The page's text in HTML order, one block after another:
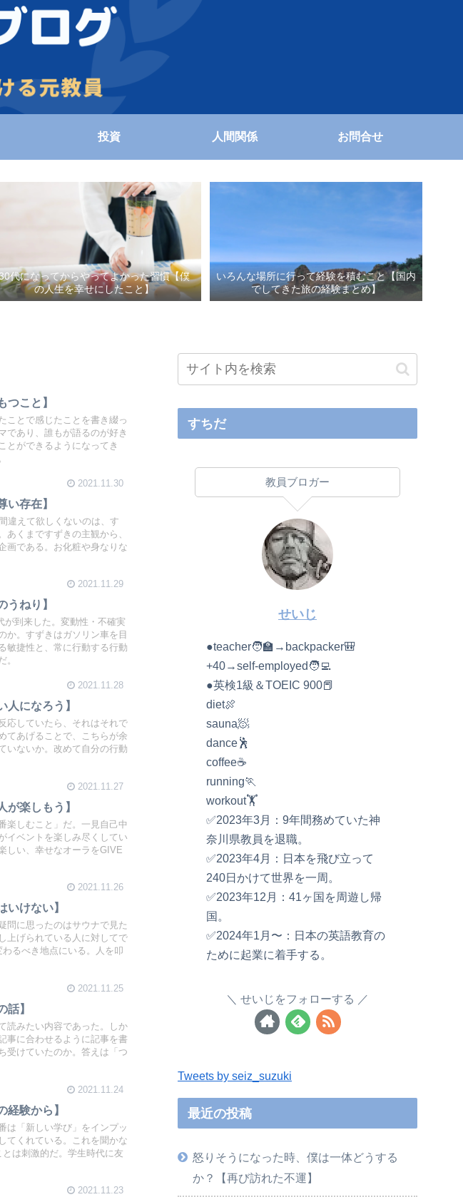
投資 人間関係 お問合せ
代になってからやってよかった習慣【僕
の人生を幸せにしたこと】
いろんな場所に行って経験を積むこと【国内
でしてきた旅の経験まとめ】
こと】
ことで感じたことを書き綴っ
であり、誰もが語るのが好き
とができるようになってき
2021.11.30
存在】
違えて欲しくないのは、す
くまですずきの主観から、
画である。お化粧や身なりな
2021.11.29
ねり】
が到来した。変動性・不確実
か。すずきはガソリン車を目
敏捷性と、常に行動する行動
。
2021.11.28
になろう】
応していたら、それはそれで
てあげることで、こちらが余
いないか。改めて自分の行動
2021.11.27
楽しもう】
楽しむこと」だ。一見自己中
イベントを楽しみ尽くしてい
しい、幸せなオーラをGIVE
2021.11.26
けない】
問に思ったのはサウナで見た
上げられている人に対してで
るべき地点にいる。人を叩
2021.11.25
】
読みたい内容であった。しか
事に合わせるように記事を書
受けていたのか。答えは「つ
2021.11.24
験から】
は「新しい学び」をインプッ
てくれている。これを聞かな
は刺激的だ。学生時代に友
2021.11.23
すちだ
教員ブロガー
せいじ
●teacher🧑‍🏫→backpacker🎒
+40→self-employed🧑‍💻
●英検1級＆TOEIC 900📕
diet🍖
sauna🧖
dance🕺
coffee☕️
running🏃
workout🏋️
✅2023年3月：9年間務めていた神
奈川県教員を退職。
✅2023年4月：日本を飛び立って
240日かけて世界を一周。
✅2023年12月：41ヶ国を周遊し帰
国。
✅2024年1月〜：日本の英語教育の
ために起業に着手する。
せいじをフォローする
Tweets by seiz_suzuki
最近の投稿
怒りそうになった時、僕は一体どうする
か？【再び訪れた不運】